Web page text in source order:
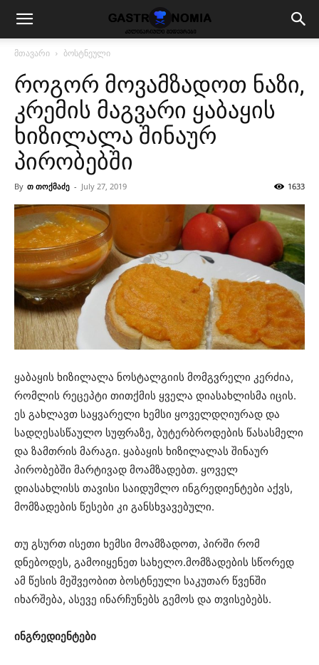
მთავარი ბოსტნეული
როგორ მოვამზადოთ ნაზი,
კრემის მაგვარი ყაბაყის
ხიზილალა შინაურ
პირობებში
By თ თოქმაძე - July 27, 2019 1633
ყაბაყის ხიზილალა ნოსტალგიის მომგვრელი კერძია,
რომლის რეცეპტი თითქმის ყველა დიასახლისმა იცის.
ეს გახლავთ საყვარელი ხემსი ყოველდღიურად და
სადღესასწაულო სუფრაზე, ბუტერბროდების წასასმელი
და ზამთრის მარაგი. ყაბაყის ხიზილალას შინაურ
პირობებში მარტივად მოამზადებთ. ყოველ
დიასახლისს თავისი საიდუმლო ინგრედიენტები აქვს,
მომზადების წესები კი განსხვავებული.
თუ გსურთ ისეთი ხემსი მოამზადოთ, პირში რომ
დნებოდეს, გამოიყენეთ სახელო.მომზადების სწორედ
ამ წესის მეშვეობით ბოსტნეული საკუთარ წვენში
იხარშება, ასევე ინარჩუნებს გემოს და თვისებებს.
ინგრედიენტები